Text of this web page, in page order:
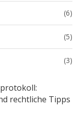
(6)
(5)
(3)
rechtliche Tipps